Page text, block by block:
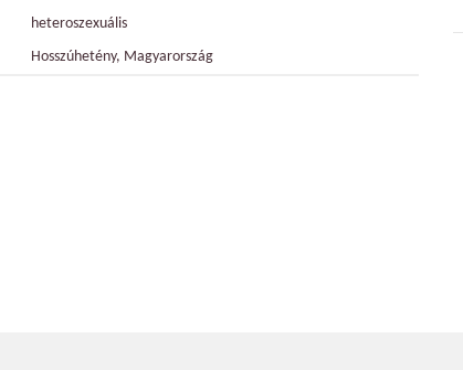
heteroszexuális
Hosszúhetény, Magyarország